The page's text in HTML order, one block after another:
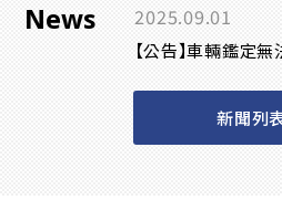
News 2025.09.01
【公告】車輛鑑定
新聞列